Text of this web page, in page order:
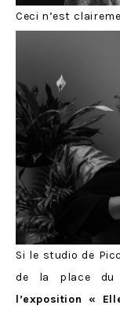
Ceci n’est
Si le studio de
de la place du
l’exposition «